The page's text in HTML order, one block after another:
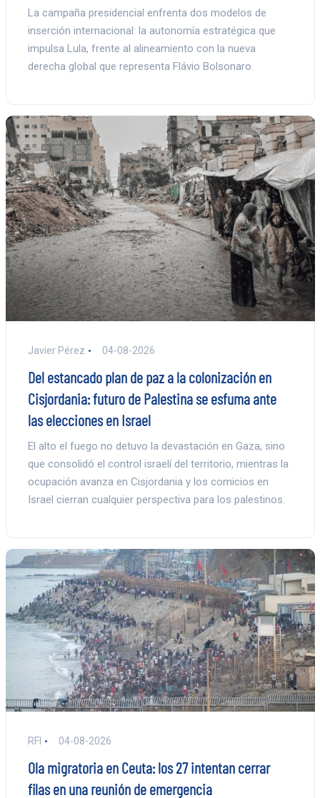
La campaña presidencial enfrenta dos modelos de
inserción internacional: la autonomía estratégica que
impulsa Lula, frente al alineamiento con la nueva
derecha global que representa Flávio Bolsonaro.
Javier Pérez 04-08-2026
Del estancado plan de paz a la colonización en
Cisjordania: futuro de Palestina se esfuma ante
las elecciones en Israel
El alto el fuego no detuvo la devastación en Gaza, sino
que consolidó el control israelí del territorio, mientras la
ocupación avanza en Cisjordania y los comicios en
Israel cierran cualquier perspectiva para los palestinos.
RFI 04-08-2026
Ola migratoria en Ceuta: los 27 intentan cerrar
filas en una reunión de emergencia